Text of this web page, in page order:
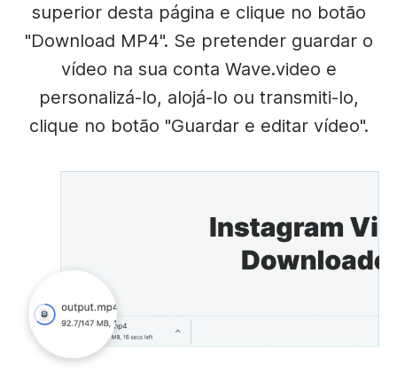
superior desta página e clique no botão
"Download MP4". Se pretender guardar o
vídeo na sua conta Wave.video e
personalizá-lo, alojá-lo ou transmiti-lo,
clique no botão "Guardar e editar vídeo".